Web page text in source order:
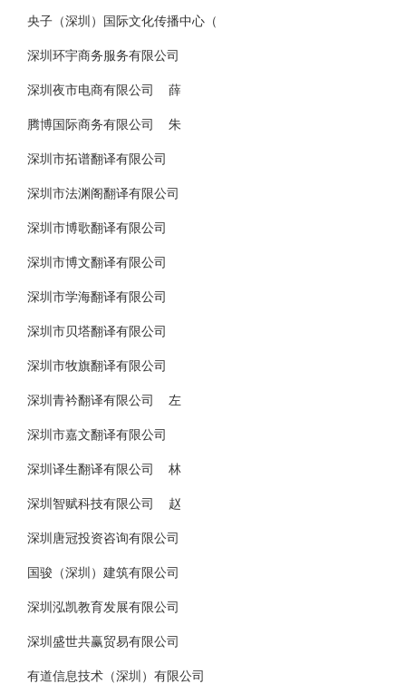
央子（深圳）国际文化传播中心（
深圳环宇商务服务有限公司
深圳夜市电商有限公司 薛
腾博国际商务有限公司 朱
深圳市拓谱翻译有限公司
深圳市法渊阁翻译有限公司
深圳市博歌翻译有限公司
深圳市博文翻译有限公司
深圳市学海翻译有限公司
深圳市贝塔翻译有限公司
深圳市牧旗翻译有限公司
深圳青衿翻译有限公司 左
深圳市嘉文翻译有限公司
深圳译生翻译有限公司 林
深圳智赋科技有限公司 赵
深圳唐冠投资咨询有限公司
国骏（深圳）建筑有限公司
深圳泓凯教育发展有限公司
深圳盛世共赢贸易有限公司
有道信息技术（深圳）有限公司